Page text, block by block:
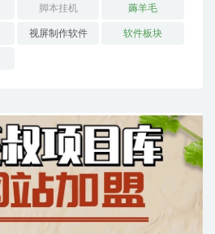
脚本挂机 薅羊毛
视屏制作软件 软件板块